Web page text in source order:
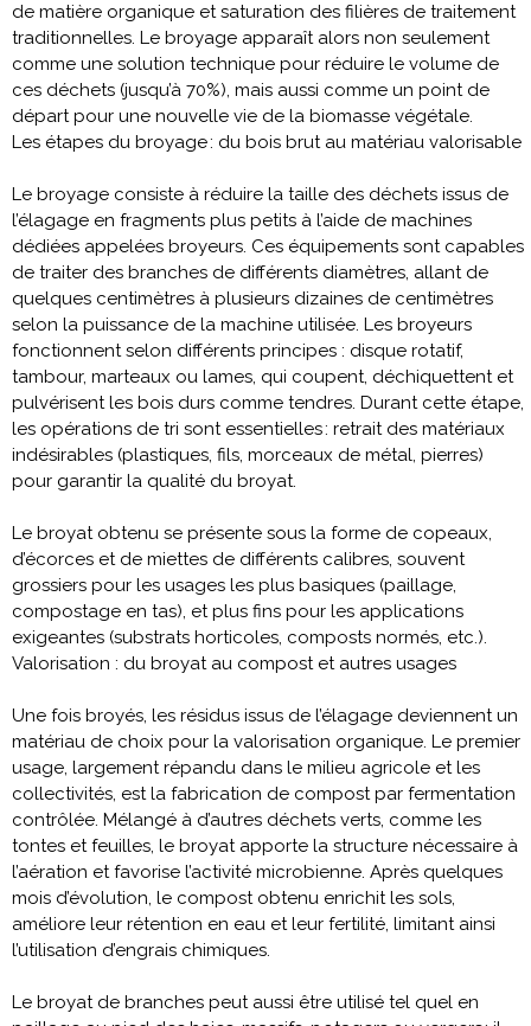
de matière organique et saturation des filières de traitement
traditionnelles. Le broyage apparaît alors non seulement
comme une solution technique pour réduire le volume de
ces déchets (jusqu’à 70%), mais aussi comme un point de
départ pour une nouvelle vie de la biomasse végétale.
Les étapes du broyage : du bois brut au matériau valorisable
Le broyage consiste à réduire la taille des déchets issus de
l’élagage en fragments plus petits à l’aide de machines
dédiées appelées broyeurs. Ces équipements sont capables
de traiter des branches de différents diamètres, allant de
quelques centimètres à plusieurs dizaines de centimètres
selon la puissance de la machine utilisée. Les broyeurs
fonctionnent selon différents principes : disque rotatif,
tambour, marteaux ou lames, qui coupent, déchiquettent et
pulvérisent les bois durs comme tendres. Durant cette étape,
les opérations de tri sont essentielles : retrait des matériaux
indésirables (plastiques, fils, morceaux de métal, pierres)
pour garantir la qualité du broyat.
Le broyat obtenu se présente sous la forme de copeaux,
d’écorces et de miettes de différents calibres, souvent
grossiers pour les usages les plus basiques (paillage,
compostage en tas), et plus fins pour les applications
exigeantes (substrats horticoles, composts normés, etc.).
Valorisation : du broyat au compost et autres usages
Une fois broyés, les résidus issus de l’élagage deviennent un
matériau de choix pour la valorisation organique. Le premier
usage, largement répandu dans le milieu agricole et les
collectivités, est la fabrication de compost par fermentation
contrôlée. Mélangé à d’autres déchets verts, comme les
tontes et feuilles, le broyat apporte la structure nécessaire à
l’aération et favorise l’activité microbienne. Après quelques
mois d’évolution, le compost obtenu enrichit les sols,
améliore leur rétention en eau et leur fertilité, limitant ainsi
l’utilisation d’engrais chimiques.
Le broyat de branches peut aussi être utilisé tel quel en